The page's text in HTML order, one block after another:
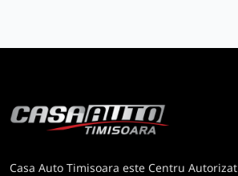
Casa Auto Timisoara este Centru Autorizat